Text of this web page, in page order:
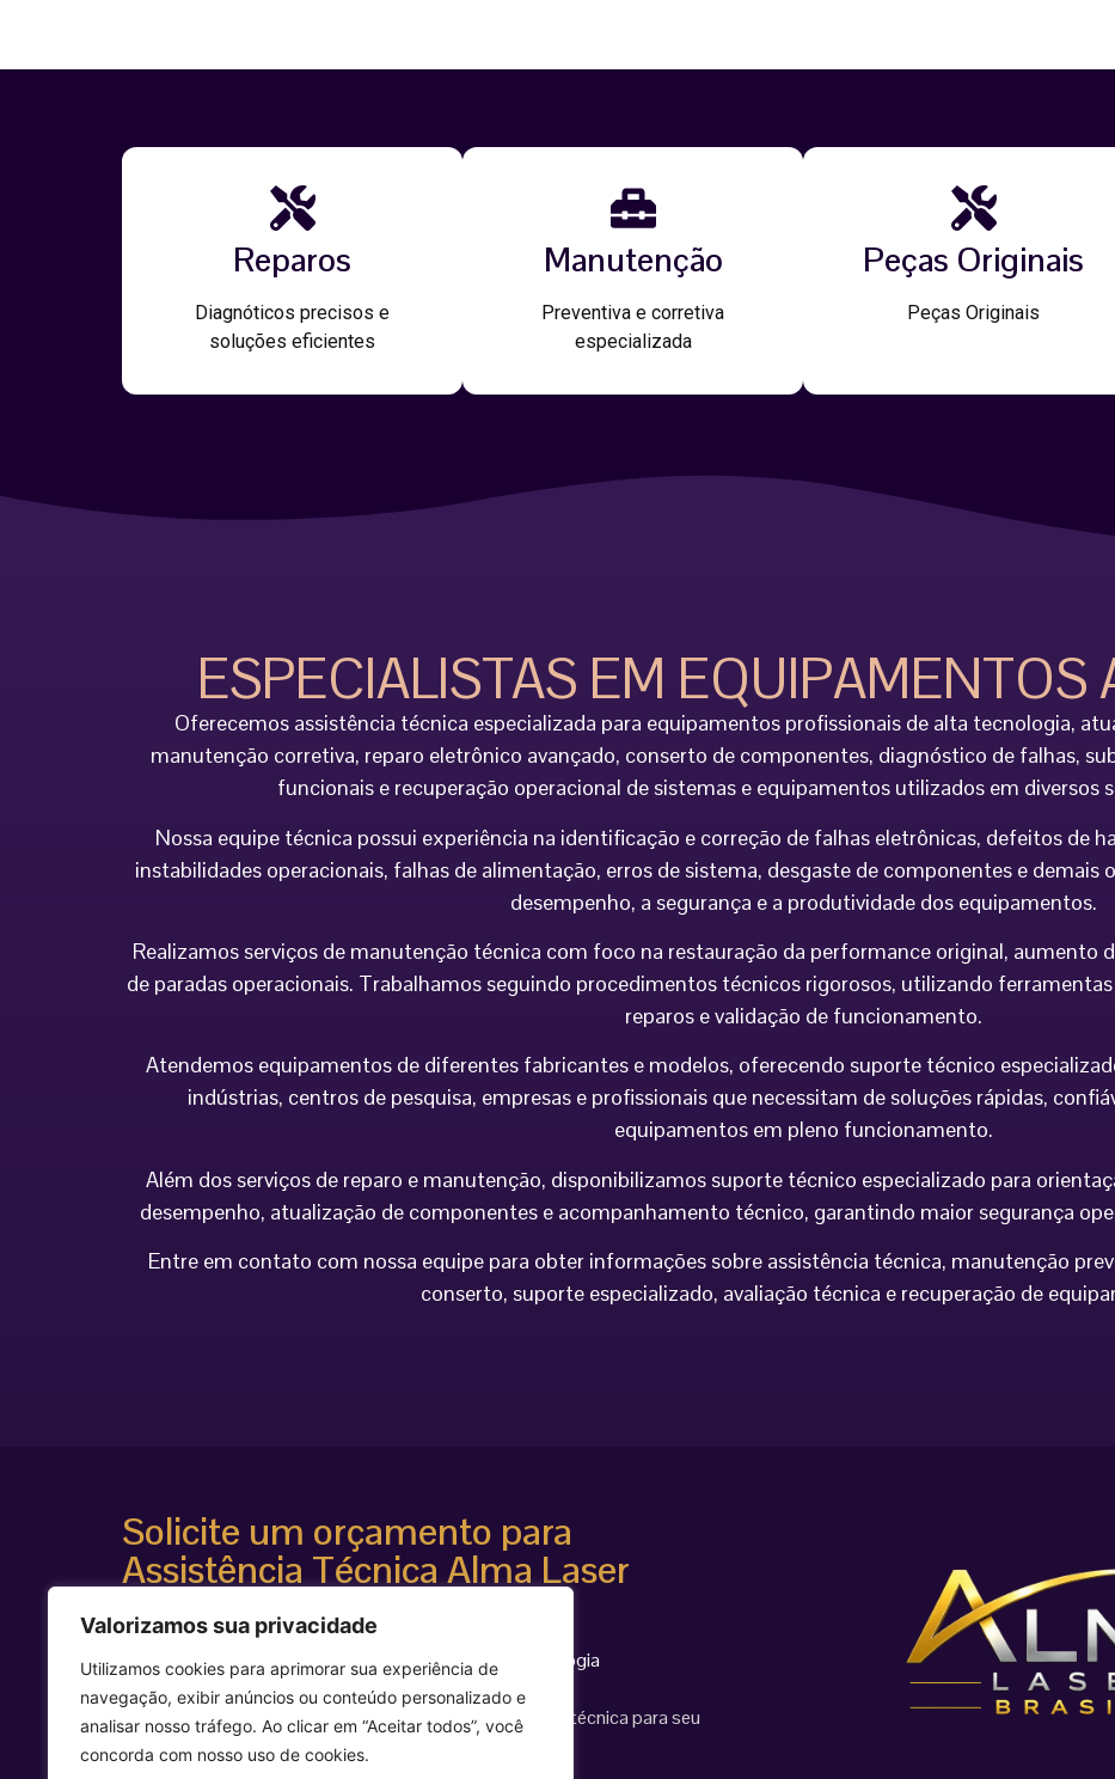
Valorizamos sua privacidade
Utilizamos cookies para aprimorar sua experiência de
navegação, exibir anúncios ou conteúdo personalizado e
analisar nosso tráfego. Ao clicar em “Aceitar todos”, você
concorda com nosso uso de cookies.
Reparos
Diagnóticos precisos e
soluções eficientes
Manutenção
Preventiva e corretiva
especializada
Peças Originais
Peças Originais
ESPECIALISTAS EM EQUIPAMENTOS
Oferecemos assistência técnica especializada para equipamentos profissionais de alta tecnologia,
manutenção corretiva, reparo eletrônico avançado, conserto de componentes, diagnóstico de falhas,
funcionais e recuperação operacional de sistemas e equipamentos utilizados em diversos
Nossa equipe técnica possui experiência na identificação e correção de falhas eletrônicas, defeitos de
instabilidades operacionais, falhas de alimentação, erros de sistema, desgaste de componentes e
desempenho, a segurança e a produtividade dos equipamentos.
Realizamos serviços de manutenção técnica com foco na restauração da performance original, aumento
de paradas operacionais. Trabalhamos seguindo procedimentos técnicos rigorosos, utilizando
reparos e validação de funcionamento.
Atendemos equipamentos de diferentes fabricantes e modelos, oferecendo suporte técnico
indústrias, centros de pesquisa, empresas e profissionais que necessitam de soluções rápidas,
equipamentos em pleno funcionamento.
Além dos serviços de reparo e manutenção, disponibilizamos suporte técnico especializado para
desempenho, atualização de componentes e acompanhamento técnico, garantindo maior segurança
Entre em contato com nossa equipe para obter informações sobre assistência técnica, manutenção
conserto, suporte especializado, avaliação técnica e recuperação de
Solicite um orçamento para
Assistência Técnica Alma Laser
Diagnóstico técnico avançado
Suporte para equipamentos estéticos de alta tecnologia
Agilidade e segurança técnica
Entre em contato agora mesmo e solicite uma avaliação técnica para seu
equipamento Alma Laser.